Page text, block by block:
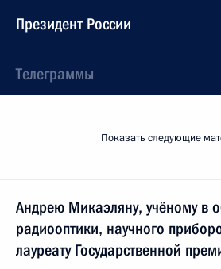
Президент России
Телеграммы
Показать следующие
Андрею Микаэляну, учёному в
радиооптики, научного
лауреату Государственной